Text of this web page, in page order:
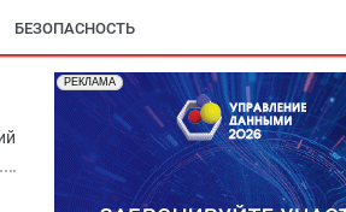
БЕЗОПАСНОСТЬ
РЕКЛАМА